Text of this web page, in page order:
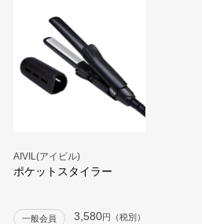
AIVIL(アイビル)
ポケットスタイラー
一般会員 3,580円（税別）